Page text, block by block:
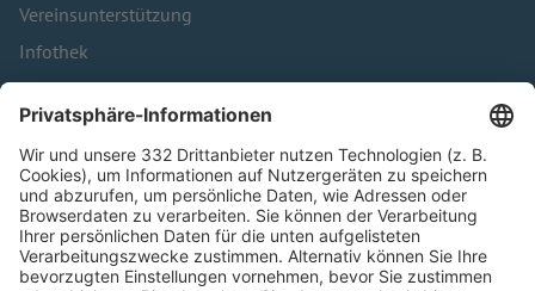
Vereinsunterstützung
Infothek
Kontakt
HÄUFIG BESUCHTE SEITEN
Pässe und Vereinswechsel
Trainerausbildung
Schulungsangebot Vereinsmitarbeiter